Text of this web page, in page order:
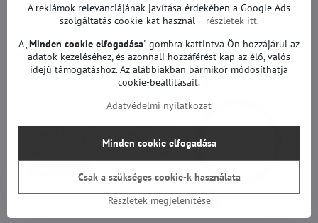
55CXW704, PANASONIC TX-55CXW754, PANASONIC TX-55CXX759,
PANASONIC TH-55CX700H és mások.
Ezekhez a képernyőkhöz alkalmas:
TZLP159UVVE, L5EDDYY00712 és mások.
A reklámok relevanciájának javítása érdekében a Google Ads
szolgáltatás cookie-kat használ – részletek itt.
A „ Minden cookie elfogadása" gombra kattintva Ön hozzájárul az
adatok kezeléséhez, és azonnali hozzáférést kap az élő, valós
idejű támogatáshoz. Az alábbiakban bármikor módosíthatja
cookie-beállításait.
Adatvédelmi nyilatkozat
Részletek megjelenítése
Minden cookie elfogadása
Csak a szükséges cookie-k használata